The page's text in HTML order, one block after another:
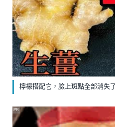
檸檬搭配它，臉上斑點全部消失
PR